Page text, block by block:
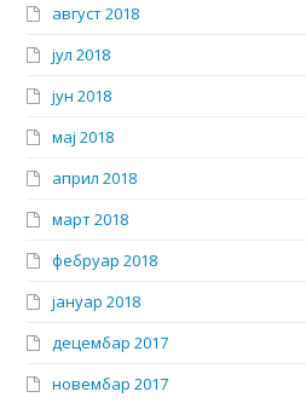
август 2018
јул 2018
јун 2018
мај 2018
април 2018
март 2018
фебруар 2018
јануар 2018
децембар 2017
новембар 2017